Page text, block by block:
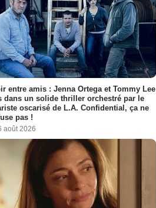
entre amis : Jenna Ortega et Tommy Lee
dans un solide thriller orchestré par le
oscarisé de L.A. Confidential, ça ne
pas !
août 2026